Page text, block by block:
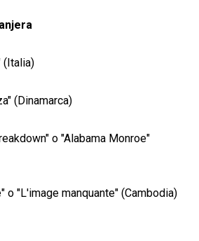
(Italia)
(Dinamarca)
o "Alabama Monroe"
o "L'image manquante" (Cambodia)